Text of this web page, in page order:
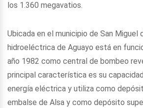
los 1.360 megavatios.
Ubicada en el municipio de San Miguel
hidroeléctrica de Aguayo está en
año 1982 como central de bombeo
principal característica es su
energía eléctrica y utiliza como
embalse de Alsa y como depósito